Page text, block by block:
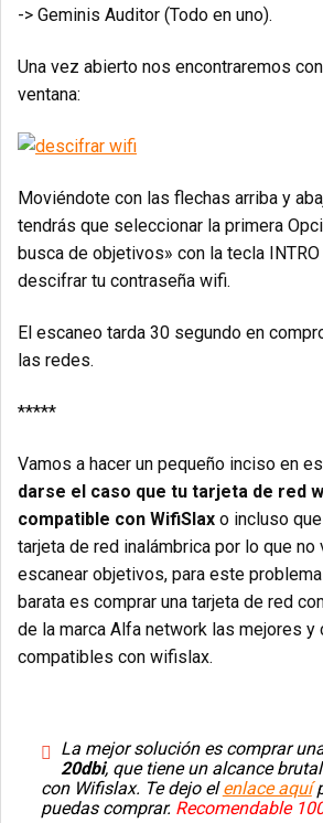
-> Geminis Auditor (Todo en uno).
Una vez abierto nos encontraremos
ventana:
Moviéndote con las flechas arriba y
tendrás que seleccionar la primera
busca de objetivos» con la tecla
descifrar tu contraseña wifi.
El escaneo tarda 30 segundo en
las redes.
*****
Vamos a hacer un pequeño inciso en
darse el caso que tu tarjeta de red
compatible con WifiSlax o incluso
tarjeta de red inalámbrica por lo que no
escanear objetivos, para este
barata es comprar una tarjeta de red
de la marca Alfa network las mejores y
compatibles con wifislax.
La mejor solución es comprar
20dbi, que tiene un alcance
con Wifislax. Te dejo elenlace aquí
puedas comprar. Recomendable